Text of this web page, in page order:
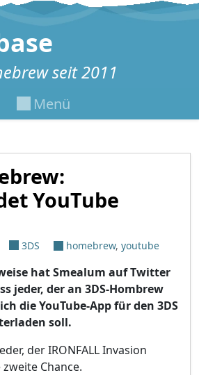
seit 2011
Menü
YouTube
3DS homebrew, youtube
hat Smealum auf Twitter
jeder, der an 3DS-Hombrew
die YouTube-App für den 3DS
soll.
der IRONFALL Invasion
zweite Chance.